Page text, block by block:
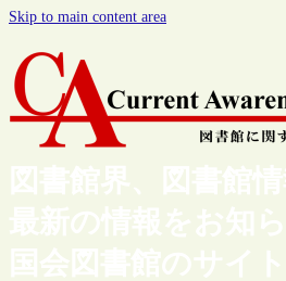
Skip to main content area
図書館界、図書館
最新の情報をお知
国会図書館のサイト